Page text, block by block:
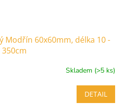
Modřín 60x60mm, délka 10 -
350cm
Skladem (>5 ks)
DETAIL